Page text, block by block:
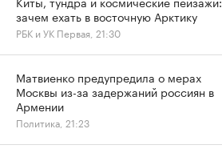
зачем ехать в восточную Арктику
РБК и УК Первая, 21:30
Матвиенко предупредила о мерах
Москвы из-за задержаний россиян в
Армении
Политика, 21:23